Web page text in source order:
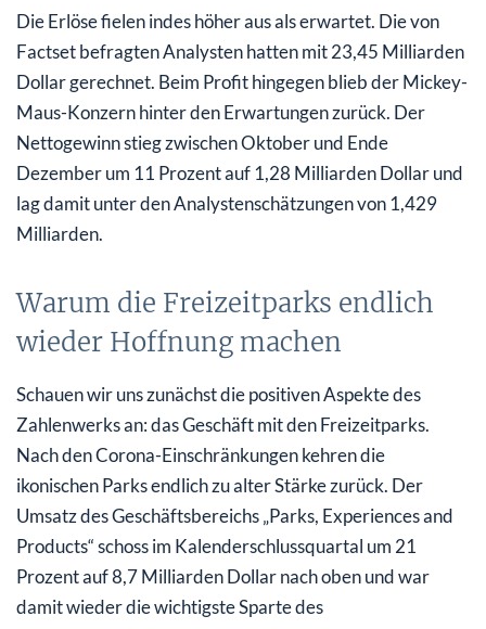
Die Erlöse fielen indes höher aus als erwartet. Die von
Factset befragten Analysten hatten mit 23,45 Milliarden
Dollar gerechnet. Beim Profit hingegen blieb der Mickey-
Maus-Konzern hinter den Erwartungen zurück. Der
Nettogewinn stieg zwischen Oktober und Ende
Dezember um 11 Prozent auf 1,28 Milliarden Dollar und
lag damit unter den Analystenschätzungen von 1,429
Milliarden.
Warum die Freizeitparks endlich
wieder Hoffnung machen
Schauen wir uns zunächst die positiven Aspekte des
Zahlenwerks an: das Geschäft mit den Freizeitparks.
Nach den Corona-Einschränkungen kehren die
ikonischen Parks endlich zu alter Stärke zurück. Der
Umsatz des Geschäftsbereichs „Parks, Experiences and
Products“ schoss im Kalenderschlussquartal um 21
Prozent auf 8,7 Milliarden Dollar nach oben und war
damit wieder die wichtigste Sparte des